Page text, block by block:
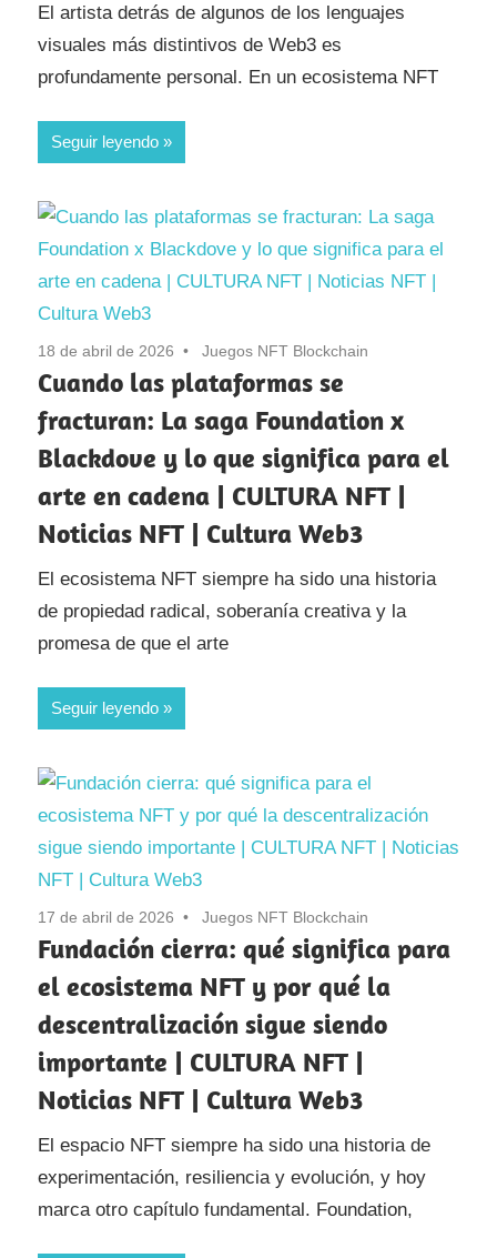
El artista detrás de algunos de los lenguajes
visuales más distintivos de Web3 es
profundamente personal. En un ecosistema NFT
Seguir leyendo
18 de abril de 2026 Juegos NFT Blockchain
Cuando las plataformas se
fracturan: La saga Foundation x
Blackdove y lo que significa para el
arte en cadena | CULTURA NFT |
Noticias NFT | Cultura Web3
El ecosistema NFT siempre ha sido una historia
de propiedad radical, soberanía creativa y la
promesa de que el arte
Seguir leyendo
17 de abril de 2026 Juegos NFT Blockchain
Fundación cierra: qué significa para
el ecosistema NFT y por qué la
descentralización sigue siendo
importante | CULTURA NFT |
Noticias NFT | Cultura Web3
El espacio NFT siempre ha sido una historia de
experimentación, resiliencia y evolución, y hoy
marca otro capítulo fundamental. Foundation,